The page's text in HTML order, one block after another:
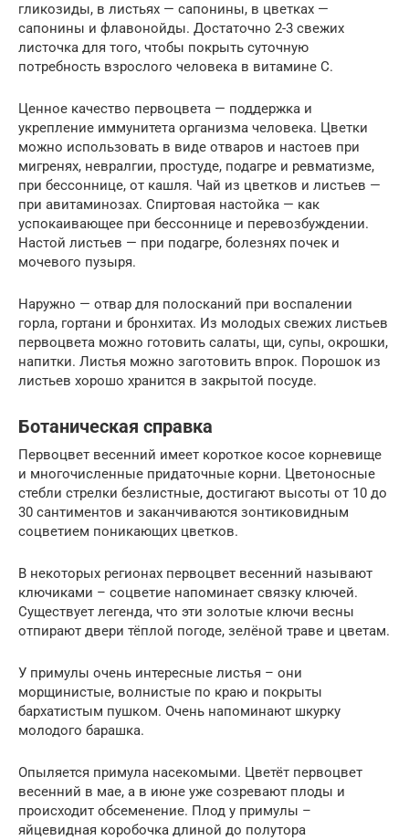
гликозиды, в листьях — сапонины, в цветках —
сапонины и флавонойды. Достаточно 2-3 свежих
листочка для того, чтобы покрыть суточную
потребность взрослого человека в витамине С.
Ценное качество первоцвета — поддержка и
укрепление иммунитета организма человека. Цветки
можно использовать в виде отваров и настоев при
мигренях, невралгии, простуде, подагре и ревматизме,
при бессоннице, от кашля. Чай из цветков и листьев —
при авитаминозах. Спиртовая настойка — как
успокаивающее при бессоннице и перевозбуждении.
Настой листьев — при подагре, болезнях почек и
мочевого пузыря.
Наружно — отвар для полосканий при воспалении
горла, гортани и бронхитах. Из молодых свежих листьев
первоцвета можно готовить салаты, щи, супы, окрошки,
напитки. Листья можно заготовить впрок. Порошок из
листьев хорошо хранится в закрытой посуде.
Ботаническая справка
Первоцвет весенний имеет короткое косое корневище
и многочисленные придаточные корни. Цветоносные
стебли стрелки безлистные, достигают высоты от 10 до
30 сантиментов и заканчиваются зонтиковидным
соцветием поникающих цветков.
В некоторых регионах первоцвет весенний называют
ключиками – соцветие напоминает связку ключей.
Существует легенда, что эти золотые ключи весны
отпирают двери тёплой погоде, зелёной траве и цветам.
У примулы очень интересные листья – они
морщинистые, волнистые по краю и покрыты
бархатистым пушком. Очень напоминают шкурку
молодого барашка.
Опыляется примула насекомыми. Цветёт первоцвет
весенний в мае, а в июне уже созревают плоды и
происходит обсеменение. Плод у примулы –
яйцевидная коробочка длиной до полутора